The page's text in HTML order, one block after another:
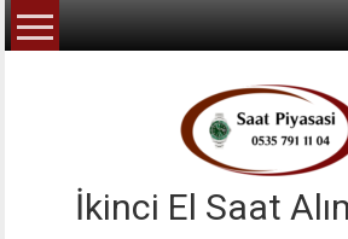
İçeriğe
geç
İkinci El Saat